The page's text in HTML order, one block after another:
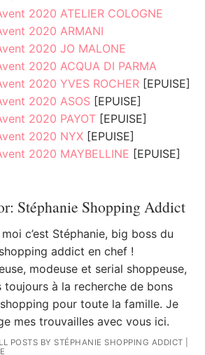
2020 ATELIER COLOGNE
2020 ARMANI
2020 JO MALONE
2020 ACQUA DI PARMA
2020 YVES ROCHER [EPUISE]
2020 ASOS [EPUISE]
2020 PAYOT [EPUISE]
2020 NYX [EPUISE]
2020 MAYBELLINE [EPUISE]
Stéphanie Shopping Addict
c’est Stéphanie, big boss du
addict en chef !
modeuse et serial shoppeuse,
toujours à la recherche de bons
pour toute la famille. Je
mes trouvailles avec vous ici.
POSTS BY STÉPHANIE SHOPPING ADDICT